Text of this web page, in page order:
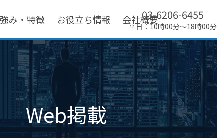
強み・特徴 お役立ち情報 会社概要03-6206-6455
平日：10時00分～18時00分
Web掲載